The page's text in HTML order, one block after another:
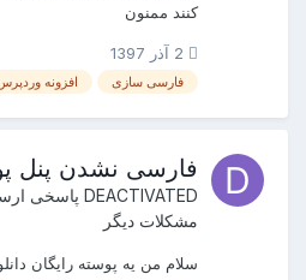
کنند ممنون
2 آذر 1397
فارسی سازی افزونه
فارسی نشدن پنل
DEACTIVATED پاسخی
مشکلات دیگر
سلام من یه پوسته رایگان